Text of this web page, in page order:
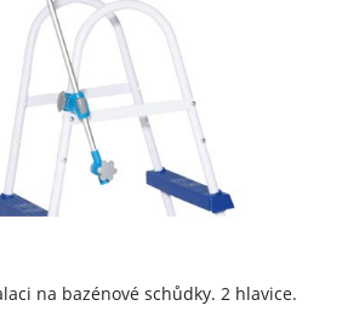
na bazénové schůdky. 2 hlavice.